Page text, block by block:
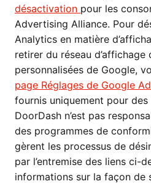
désactivation pour les
Advertising Alliance. Pour
Analytics en matière
retirer du réseau
personnalisées de Google,
page Réglages de Google
fournis uniquement pour
DoorDash n’est pas
des programmes de
gèrent les processus de
par l’entremise des liens ci-
informations sur la façon de